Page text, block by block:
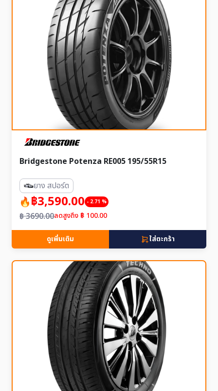
Bridgestone Potenza RE005 195/55R15
ยาง สปอร์ต
฿3,590.00 - 2.71 %
฿ 3690.00ลดสูงถึง ฿ 100.00
ดูเพิ่มเติม ใส่ตะกร้า